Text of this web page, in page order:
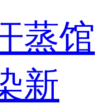
蒸馆
新